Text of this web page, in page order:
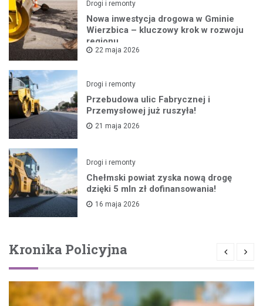
Drogi i remonty
Nowa inwestycja drogowa w Gminie
Wierzbica – kluczowy krok w rozwoju
regionu
22 maja 2026
Drogi i remonty
Przebudowa ulic Fabrycznej i
Przemysłowej już ruszyła!
21 maja 2026
Drogi i remonty
Chełmski powiat zyska nową drogę
dzięki 5 mln zł dofinansowania!
16 maja 2026
Kronika Policyjna